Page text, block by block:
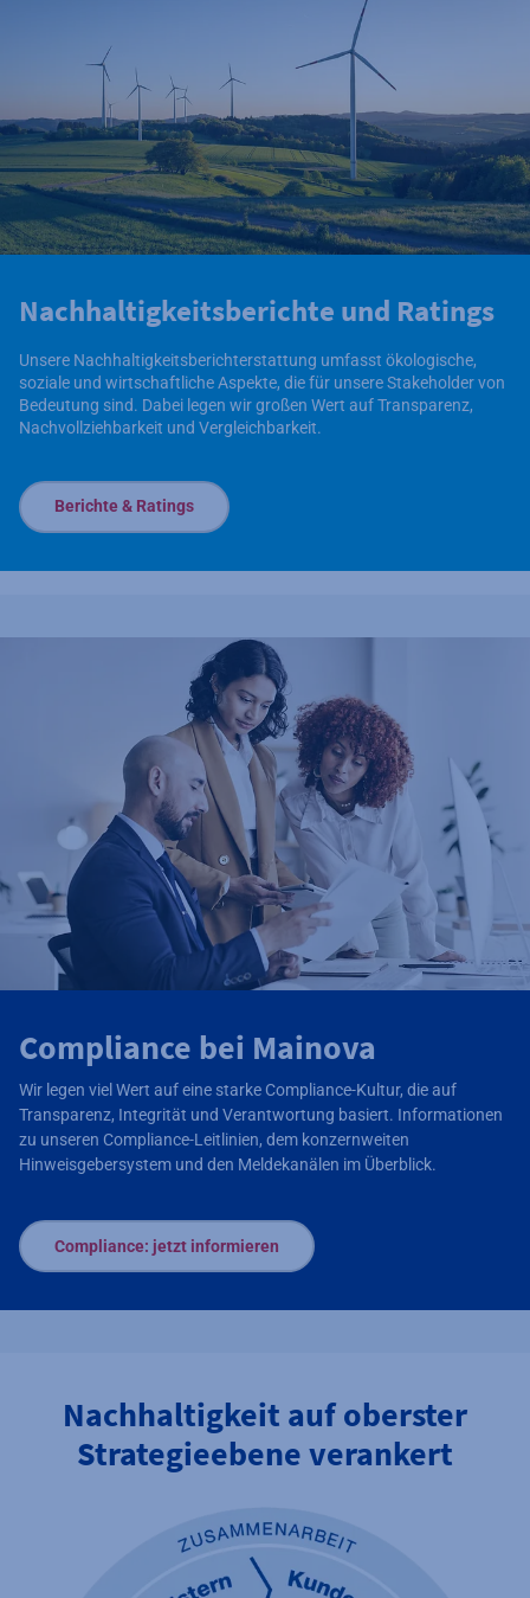
Nachhaltigkeitsberichte und Ratings
Unsere Nachhaltigkeitsberichterstattung umfasst ökologische,
soziale und wirtschaftliche Aspekte, die für unsere Stakeholder von
Bedeutung sind. Dabei legen wir großen Wert auf Transparenz,
Nachvollziehbarkeit und Vergleichbarkeit.
Berichte & Ratings
Compliance bei Mainova
Wir legen viel Wert auf eine starke Compliance-Kultur, die auf
Transparenz, Integrität und Verantwortung basiert. Informationen
zu unseren Compliance-Leitlinien, dem konzernweiten
Hinweisgebersystem und den Meldekanälen im Überblick.
Compliance: jetzt informieren
Nachhaltigkeit auf oberster
Strategieebene verankert